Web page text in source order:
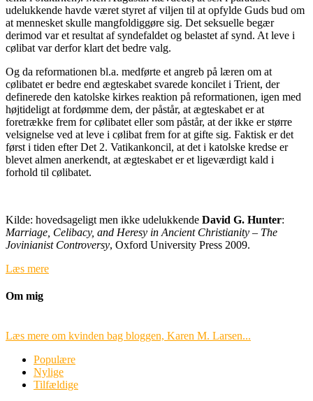
udelukkende havde været styret af viljen til at opfylde Guds bud om
at mennesket skulle mangfoldiggøre sig. Det seksuelle begær
derimod var et resultat af syndefaldet og belastet af synd. At leve i
cølibat var derfor klart det bedre valg.
Og da reformationen bl.a. medførte et angreb på læren om at
cølibatet er bedre end ægteskabet svarede koncilet i Trient, der
definerede den katolske kirkes reaktion på reformationen, igen med
højtideligt at fordømme dem, der påstår, at ægteskabet er at
foretrække frem for cølibatet eller som påstår, at der ikke er større
velsignelse ved at leve i cølibat frem for at gifte sig. Faktisk er det
først i tiden efter Det 2. Vatikankoncil, at det i katolske kredse er
blevet almen anerkendt, at ægteskabet er et ligeværdigt kald i
forhold til cølibatet.
Kilde: hovedsageligt men ikke udelukkende David G. Hunter:
Marriage, Celibacy, and Heresy in Ancient Christianity – The
Jovinianist Controversy, Oxford University Press 2009.
Læs mere
Om mig
Læs mere om kvinden bag bloggen, Karen M. Larsen...
Populære
Nylige
Tilfældige